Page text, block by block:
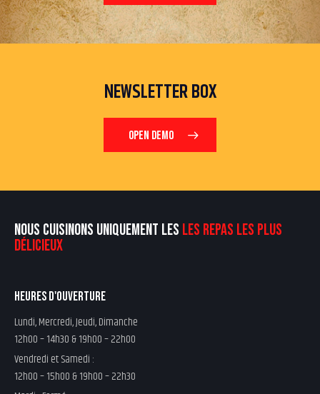
NEWSLETTER BOX
OPEN DEMO
NOUS CUISINONS UNIQUEMENT LES LES REPAS LES PLUS
DÉLICIEUX
HEURES D'OUVERTURE
Lundi, Mercredi, Jeudi, Dimanche
12h00 – 14h30 & 19h00 – 22h00
Vendredi et Samedi :
12h00 – 15h00 & 19h00 – 22h30